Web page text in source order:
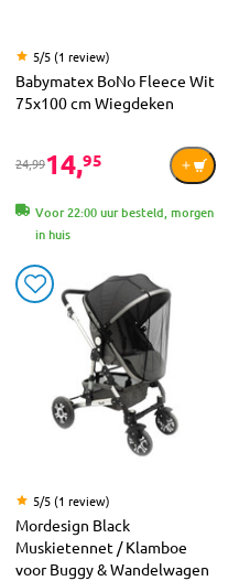
5/5 (1 review)
Babymatex BoNo Fleece Wit
75x100 cm Wiegdeken
24,9914,95
Voor 22:00 uur besteld, morgen
in huis
5/5 (1 review)
Mordesign Black
Muskietennet / Klamboe
voor Buggy & Wandelwagen